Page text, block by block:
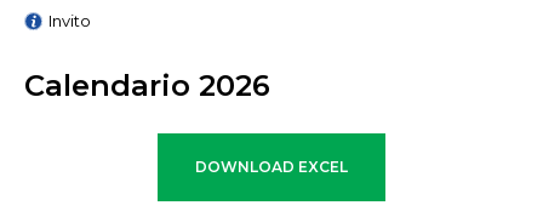
Invito
Calendario 2026